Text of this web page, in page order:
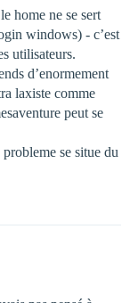
home ne se sert
windows) - c’est
utilisateurs.
d’enormement
laxiste comme
peut se
se situe du